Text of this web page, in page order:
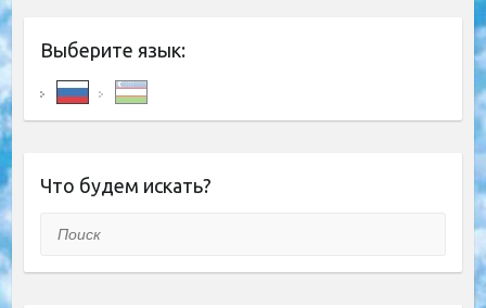
Выберите язык:
Что будем искать?
Поиск